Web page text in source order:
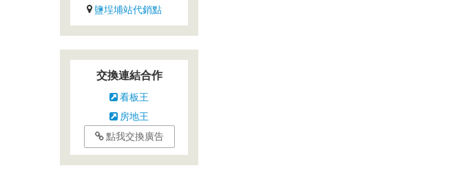
鹽埕埔站代銷點
交換連結合作
看板王
房地王
點我交換廣告